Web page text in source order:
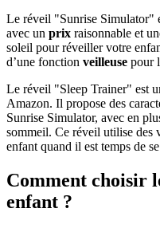
Le réveil "Sunrise Simulator"
avec un prix raisonnable et
soleil pour réveiller votre
d’une fonction veilleuse pour
Le réveil "Sleep Trainer" est
Amazon. Il propose des
Sunrise Simulator, avec en
sommeil. Ce réveil utilise des
enfant quand il est temps de
Comment choisir
enfant ?